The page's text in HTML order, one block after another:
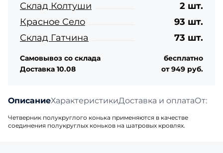
ОписаниеХарактеристикиДоставка и оплата
Четверник полукруглого конька применяются в качестве
соединения полукруглых коньков на шатровых кровлях.
Склад Колтуши
2 шт.
Красное Село
93 шт.
Склад Гатчина
73 шт.
Самовывоз со склада
бесплатно
Доставка 10.08
от 949 руб.